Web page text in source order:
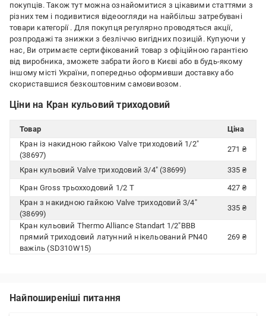
покупців. Також тут можна ознайомитися з цікавими статтями з
різних тем і подивитися відеоогляди на найбільш затребувані
товари категорії . Для покупця регулярно проводяться акції,
розпродажі та знижки з безліччю вигідних позицій. Купуючи у
нас, Ви отримаєте сертифікований товар з офіційною гарантією
від виробника, зможете забрати його в Києві або в будь-якому
іншому місті України, попередньо оформивши доставку або
скориставшися безкоштовним самовивозом.
Ціни на Кран кульовий триходовий
Товар
Ціна
Кран із накидною гайкою Valve триходовий 1/2"
(38697)
271 ₴
Кран кульовий Valve триходовий 3/4" (38699)
335 ₴
Кран Gross трьохходовий 1/2 Т
427 ₴
Кран з накидною гайкою Valve триходовий 3/4"
(38699)
335 ₴
Кран кульовий Thermo Alliance Standart 1/2"ВВВ
прямий триходовий латунний нікельований PN40
важіль (SD310W15)
269 ₴
Найпоширеніші питання